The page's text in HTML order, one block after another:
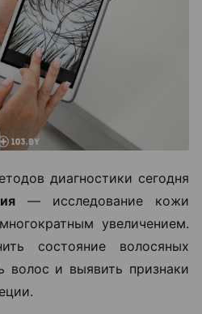
диагностики сегодня
— исследование кожи
увеличением.
состояние волосяных
волос и выявить признаки